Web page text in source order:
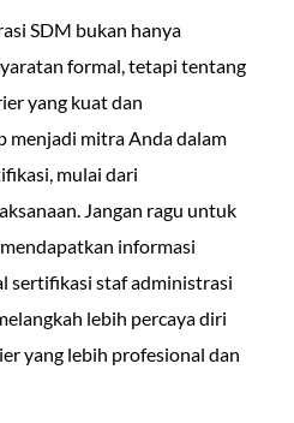
SDM bukan hanya
formal, tetapi tentang
yang kuat dan
menjadi mitra Anda dalam
mulai dari
Jangan ragu untuk
informasi
sertifikasi staf administrasi
lebih percaya diri
yang lebih profesional dan